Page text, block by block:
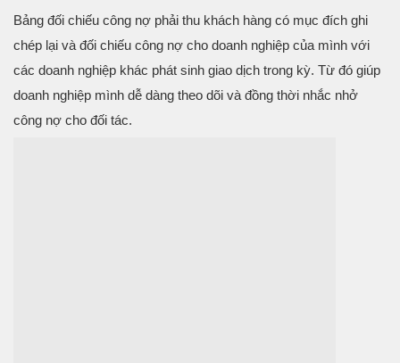
Bảng đối chiếu công nợ phải thu khách hàng có mục đích ghi
chép lại và đối chiếu công nợ cho doanh nghiệp của mình với
các doanh nghiệp khác phát sinh giao dịch trong kỳ. Từ đó giúp
doanh nghiệp mình dễ dàng theo dõi và đồng thời nhắc nhở
công nợ cho đối tác.